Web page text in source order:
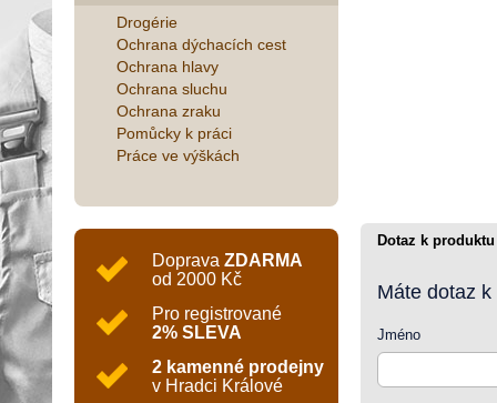
Drogérie
Ochrana dýchacích cest
Ochrana hlavy
Ochrana sluchu
Ochrana zraku
Pomůcky k práci
Práce ve výškách
Doprava ZDARMA
od 2000 Kč
Pro registrované
2% SLEVA
2 kamenné prodejny
v Hradci Králové
Dotaz k produktu
Máte dotaz
Jméno